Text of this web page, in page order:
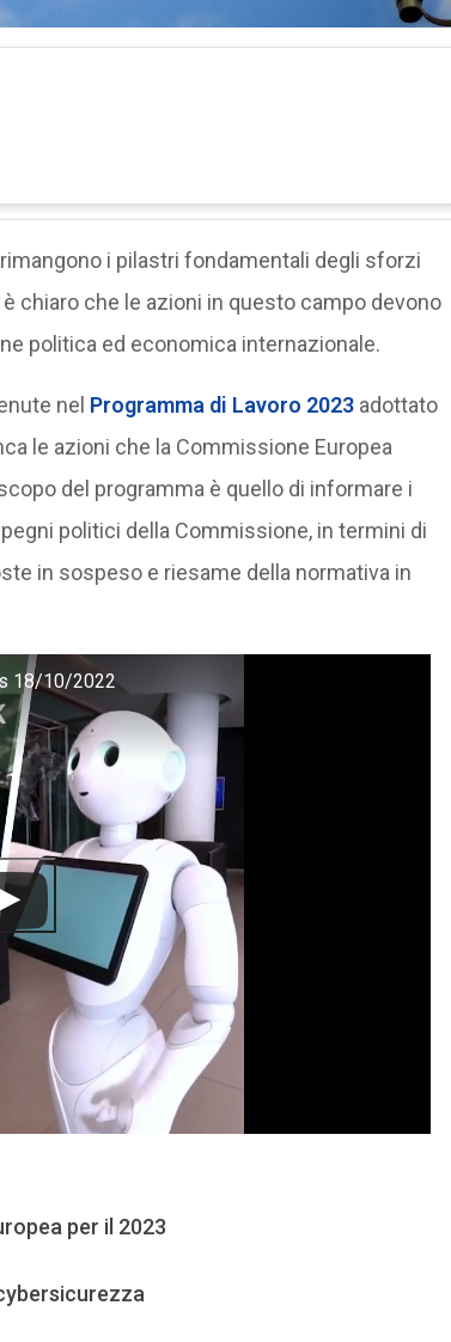
rimangono i pilastri fondamentali degli sforzi
chiaro che le azioni in questo campo devono
politica ed economica internazionale.
nel Programma di Lavoro 2023adottato
le azioni che la Commissione Europea
del programma è quello di informare i
politici della Commissione, in termini di
in sospeso e riesame della normativa in
18/10/2022
per il 2023
D democrazia
Cittadinanza digitale